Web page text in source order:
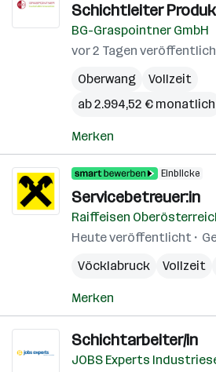
Schichtleiter
BG-Graspointner GmbH
vor 2 Tagen
Oberwang
Vollzeit
ab 2.994,52 € monatlich
Merken
Einblicke
Servicebetreuer:in
Raiffeisen
Heute veröffentlicht
Vöcklabruck
Vollzeit
Merken
Schichtarbeiter/in
JOBS Experts